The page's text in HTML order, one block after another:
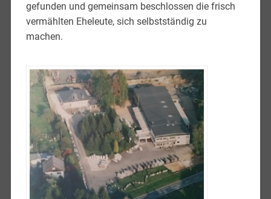
gefunden und gemeinsam beschlossen die frisch
vermählten Eheleute, sich selbstständig zu
machen.